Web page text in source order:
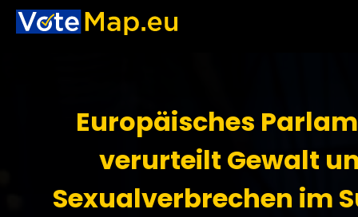
Europäisches
verurteilt Gewalt
Sexualverbrechen im